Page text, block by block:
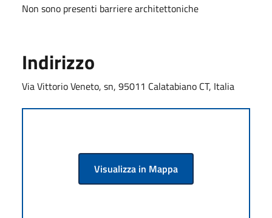
Non sono presenti barriere architettoniche
Indirizzo
Via Vittorio Veneto, sn, 95011 Calatabiano CT, Italia
Visualizza in Mappa